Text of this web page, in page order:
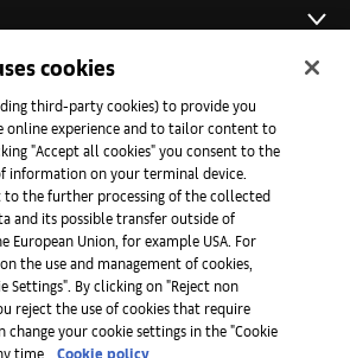
cookies
third-party cookies) to provide you
online experience and to tailor content to
"Accept all cookies" you consent to the
information on your terminal device.
to the further processing of the collected
and its possible transfer outside of
European Union, for example USA. For
the use and management of cookies,
Settings". By clicking on "Reject non
reject the use of cookies that require
change your cookie settings in the "Cookie
time.
Cookie policy